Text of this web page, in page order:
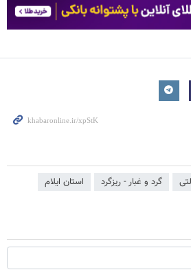
گرد و غبار - ریزگرد استان ایلام